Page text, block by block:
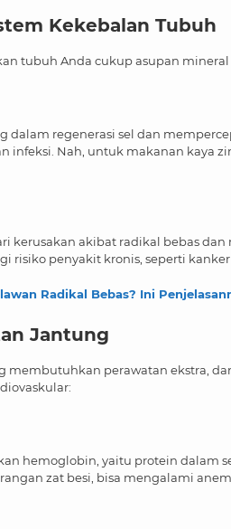
Kekebalan Tubuh
tubuh Anda cukup asupan
dalam regenerasi sel dan
infeksi. Nah, untuk makanan kaya
kerusakan akibat radikal bebas
risiko penyakit kronis, seperti
Radikal Bebas? Ini
Jantung
membutuhkan perawatan ekstra,
hemoglobin, yaitu protein dalam
zat besi, bisa mengalami